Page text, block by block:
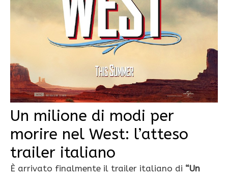
Un milione di modi per
morire nel West: l’atteso
trailer italiano
È arrivato finalmente il trailer italiano di “Un